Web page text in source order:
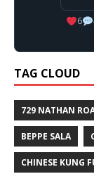
6
TAG CLOUD
729 NATHAN
BEPPE SALA
CHINESE KUNG